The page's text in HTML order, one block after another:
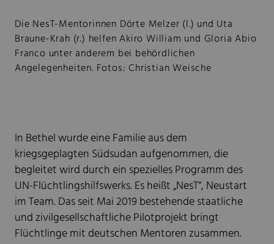
Die NesT-Mentorinnen Dörte Melzer (l.) und Uta
Braune-Krah (r.) helfen Akiro William und Gloria Abio
Franco unter anderem bei behördlichen
Angelegenheiten. Fotos: Christian Weische
In Bethel wurde eine Familie aus dem
kriegsgeplagten Südsudan aufgenommen, die
begleitet wird durch ein spezielles Programm des
UN-Flüchtlingshilfswerks. Es heißt „NesT“, Neustart
im Team. Das seit Mai 2019 bestehende staatliche
und zivilgesellschaftliche Pilotprojekt bringt
Flüchtlinge mit deutschen Mentoren zusammen.